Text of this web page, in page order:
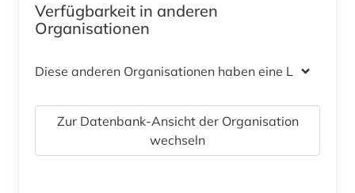
Verfügbarkeit in anderen
Organisationen
Diese anderen Organisationen haben eine Lizenz
Zur Datenbank-Ansicht der Organisation
wechseln